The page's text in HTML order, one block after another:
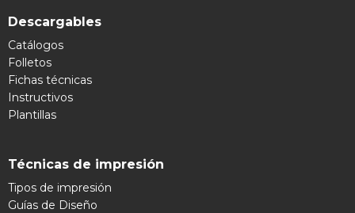
Descargables
Catálogos
Folletos
Fichas técnicas
Instructivos
Plantillas
Técnicas de impresión
Tipos de impresión
Guías de Diseño